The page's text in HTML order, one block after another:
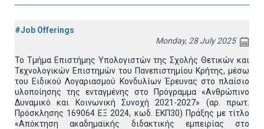
#Job Offerings
Monday, 28 July 2025
Το Τμήμα Επιστήμης Υπολογιστών της Σχολής Θετικών και
Τεχνολογικών Επιστημών του Πανεπιστημίου Κρήτης, μέσω
του Ειδικού Λογαριασμού Κονδυλίων Έρευνας στο πλαίσιο
υλοποίησης της ενταγμένης στο Πρόγραμμα «Ανθρώπινο
Δυναμικό και Κοινωνική Συνοχή 2021-2027» (αρ. πρωτ.
Πρόσκλησης 169064 ΕΞ 2024, κωδ. ΕΚΠ30) Πράξης με τίτλο
«Απόκτηση ακαδημαϊκής διδακτικής εμπειρίας στο